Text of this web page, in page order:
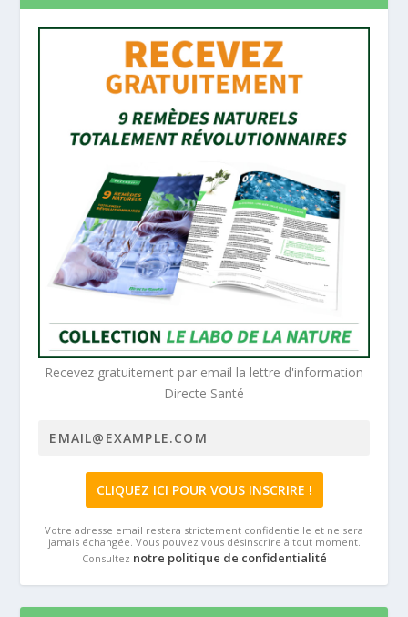
Recevez gratuitement par email la lettre d'information
Directe Santé
Votre adresse email restera strictement confidentielle et ne sera
jamais échangée. Vous pouvez vous désinscrire à tout moment.
Consultez notre politique de confidentialité